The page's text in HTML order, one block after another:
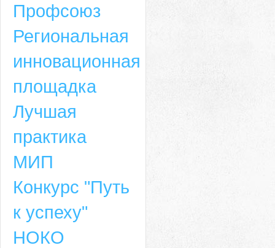
Профсоюз
Региональная
инновационная
площадка
Лучшая
практика
МИП
Конкурс "Путь
к успеху"
НОКО